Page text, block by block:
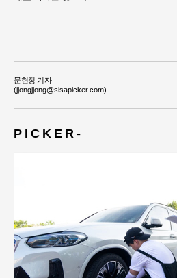
문현정 기자
(jjongjjong@sisapicker.com)
P I C K E R -